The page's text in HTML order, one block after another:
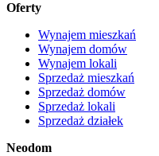
Oferty
Wynajem mieszkań
Wynajem domów
Wynajem lokali
Sprzedaż mieszkań
Sprzedaż domów
Sprzedaż lokali
Sprzedaż działek
Neodom